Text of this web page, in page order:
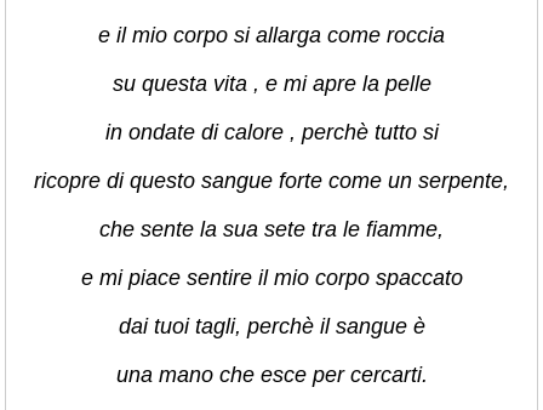
e il mio corpo si allarga come roccia
su questa vita , e mi apre la pelle
in ondate di calore , perchè tutto si
ricopre di questo sangue forte come un serpente,
che sente la sua sete tra le fiamme,
e mi piace sentire il mio corpo spaccato
dai tuoi tagli, perchè il sangue è
una mano che esce per cercarti.